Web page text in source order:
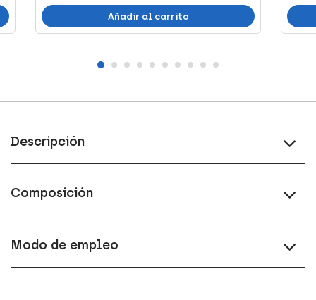
Añadir al carrito
Descripción
Composición
Modo de empleo